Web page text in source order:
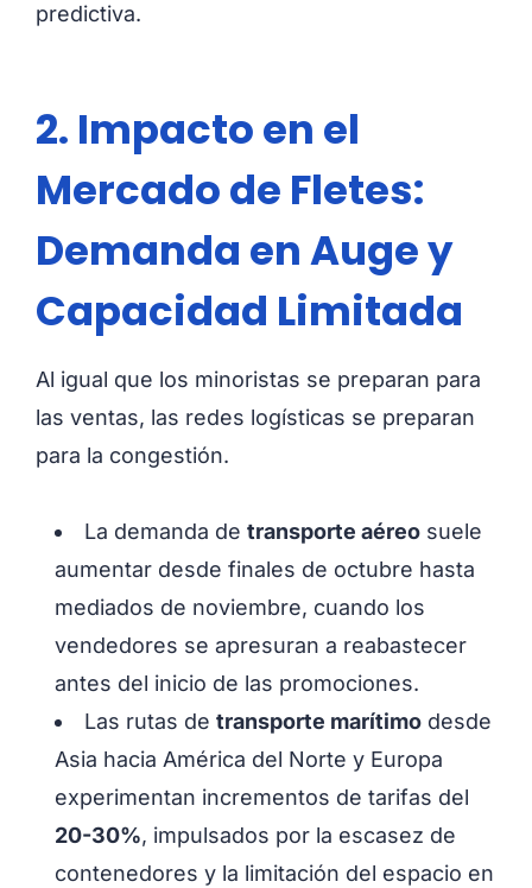
predictiva.
2. Impacto en el
Mercado de Fletes:
Demanda en Auge y
Capacidad Limitada
Al igual que los minoristas se preparan para
las ventas, las redes logísticas se preparan
para la congestión.
La demanda de transporte aéreo suele
aumentar desde finales de octubre hasta
mediados de noviembre, cuando los
vendedores se apresuran a reabastecer
antes del inicio de las promociones.
Las rutas de transporte marítimo desde
Asia hacia América del Norte y Europa
experimentan incrementos de tarifas del
20-30%, impulsados por la escasez de
contenedores y la limitación del espacio en